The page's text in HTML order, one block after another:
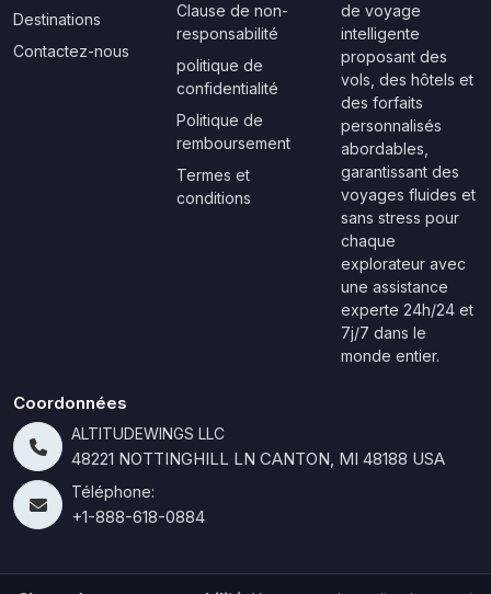
Destinations
Contactez-nous
Clause de non-
responsabilité
politique de
confidentialité
Politique de
remboursement
Termes et
conditions
de voyage
intelligente
proposant des
vols, des hôtels et
des forfaits
personnalisés
abordables,
garantissant des
voyages fluides et
sans stress pour
chaque
explorateur avec
une assistance
experte 24h/24 et
7j/7 dans le
monde entier.
Coordonnées
ALTITUDEWINGS LLC
48221 NOTTINGHILL LN CANTON, MI 48188 USA
Téléphone:
+1-888-618-0884